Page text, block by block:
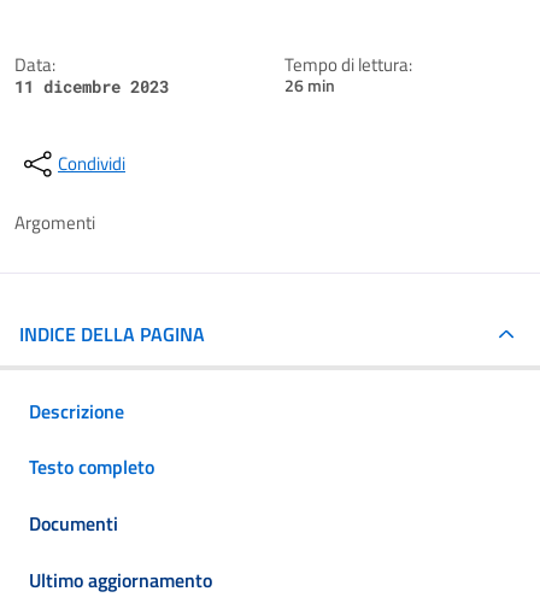
Data:
11 dicembre 2023
Tempo di lettura:
26 min
Condividi
Argomenti
INDICE DELLA PAGINA
Descrizione
Testo completo
Documenti
Ultimo aggiornamento